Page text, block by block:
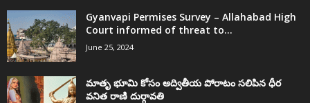
Gyanvapi Permises Survey – Allahabad High
Court informed of threat to...
June 25, 2024
మాతృ భూమి కోసం అద్వితీయ పోరాటం సలిపిన ధీర
వనిత రాణి దుర్గావతి